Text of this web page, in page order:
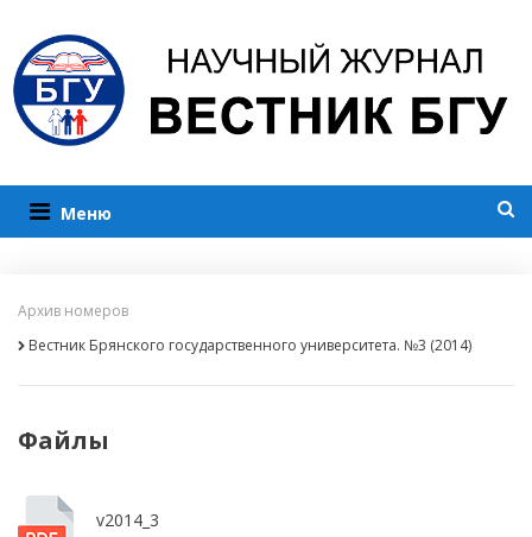
Меню
Архив номеров
Вестник Брянского государственного университета. №3 (2014)
Файлы
v2014_3